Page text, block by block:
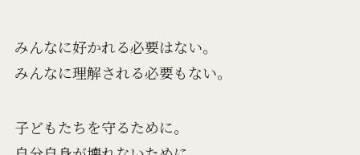
みんなに好かれる必要はない。
みんなに理解される必要もない。
子どもたちを守るために。